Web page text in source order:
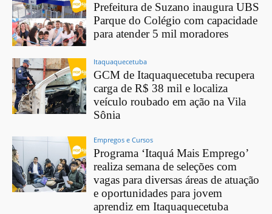
Prefeitura de Suzano inaugura UBS
Parque do Colégio com capacidade
para atender 5 mil moradores
Itaquaquecetuba
GCM de Itaquaquecetuba recupera
carga de R$ 38 mil e localiza
veículo roubado em ação na Vila
Sônia
Empregos e Cursos
Programa ‘Itaquá Mais Emprego’
realiza semana de seleções com
vagas para diversas áreas de atuação
e oportunidades para jovem
aprendiz em Itaquaquecetuba